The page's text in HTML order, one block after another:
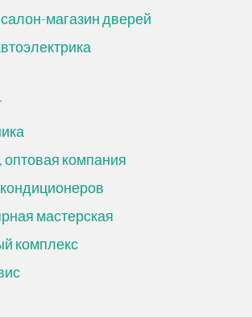
магазин дверей
компания
мастерская
комплекс